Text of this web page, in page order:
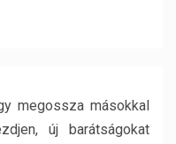
megossza másokkal
új barátságokat